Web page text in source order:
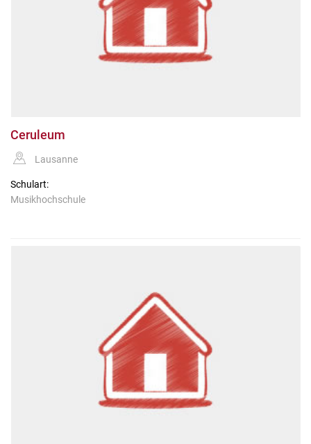
Ceruleum
Lausanne
Schulart:
Musikhochschule